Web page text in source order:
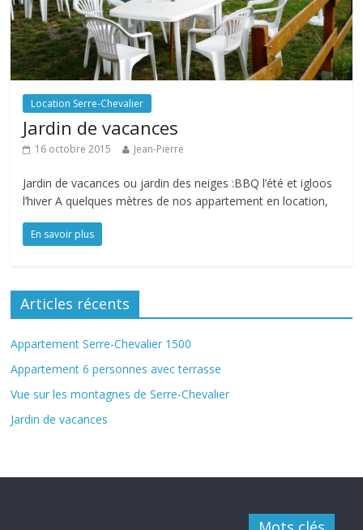
Location Serre-Chevalier
Jardin de vacances
16 octobre 2015 Jean-Pierre
Jardin de vacances ou jardin des neiges :BBQ l’été et igloos
l’hiver A quelques mètres de nos appartement en location,
En savoir plus
Articles récents
Appartement Serre-Chevalier 1500
Appartement 6 personnes avec terrasse
Vue sur les montagnes de Serre-Chevalier
Jardin de vacances